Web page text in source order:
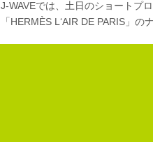
J-WAVEでは、土日のショートプ
「HERMÈS L‘AIR DE PARIS」